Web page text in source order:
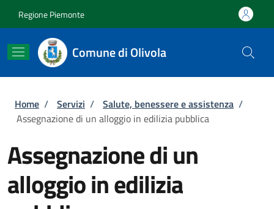
Regione Piemonte
Comune di Olivola
Briciole di pane
Home / Servizi / Salute, benessere e assistenza /
Assegnazione di un alloggio in edilizia pubblica
Assegnazione di un
alloggio in edilizia